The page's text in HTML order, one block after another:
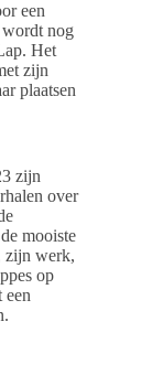
een
nog
Het
zijn
plaatsen
zijn
over
mooiste
zijn werk,
op
een